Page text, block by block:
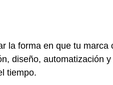
la forma en que tu marca
diseño, automatización
tiempo.